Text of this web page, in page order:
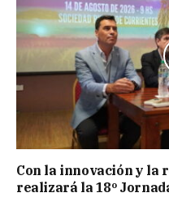
Con la innovación y la
realizará la 18º